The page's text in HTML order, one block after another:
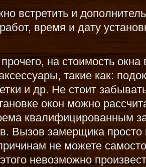
встретить и
время и дату
на стоимость
такие как:
и др. Не стоит
окон можно
квалифицированным
Вызов замерщика
не можете
невозможно